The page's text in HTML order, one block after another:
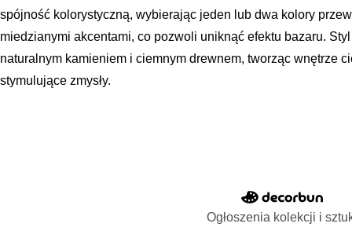
spójność kolorystyczną, wybierając jeden lub dwa kolory
miedzianymi akcentami, co pozwoli uniknąć efektu bazaru.
naturalnym kamieniem i ciemnym drewnem, tworząc wnętrze
stymulujące zmysły.
Ogłoszenia kolekcji i